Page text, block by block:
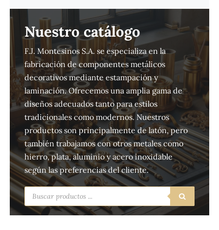
Nuestro catálogo
F.J. Montesinos S.A. se especializa en la
fabricación de componentes metálicos
decorativos mediante estampación y
laminación. Ofrecemos una amplia gama de
diseños adecuados tanto para estilos
tradicionales como modernos. Nuestros
productos son principalmente de latón, pero
también trabajamos con otros metales como
hierro, plata, aluminio y acero inoxidable
según las preferencias del cliente.
Búsqueda
de
productos